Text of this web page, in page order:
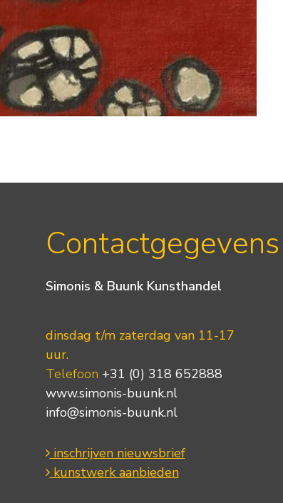
Contactgegevens
Simonis & Buunk Kunsthandel
dinsdag t/m zaterdag van 11-17
uur.
Telefoon +31 (0) 318 652888
www.simonis-buunk.nl
info@simonis-buunk.nl
inschrijven nieuwsbrief
kunstwerk aanbieden